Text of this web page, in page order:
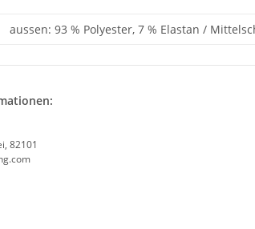
aussen: 93 % Polyester, 7 % Elastan /
82101